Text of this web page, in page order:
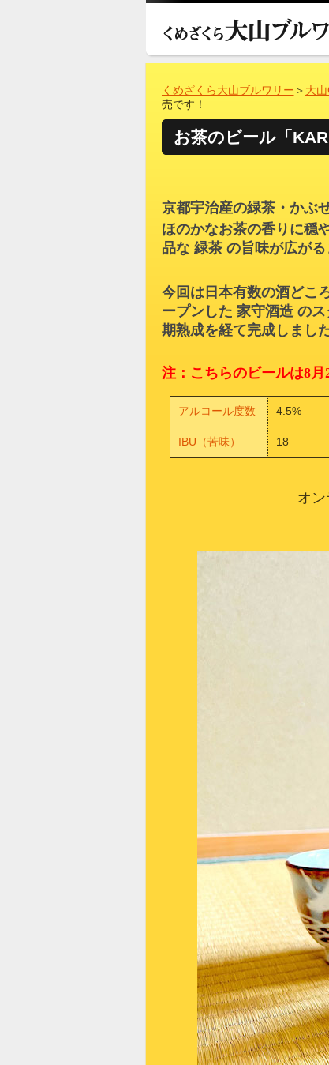
くめざくら大山ブルワリー ＞ 大
売です！
お茶のビール「
京都宇治産の緑茶・かぶ
ほのかなお茶の香りに穏
品な 緑茶 の旨味が広が
今回は日本有数の酒どこ
ープンした 家守酒造 の
期熟成を経て完成しました
注：こちらのビールは8月
アルコール度数 4.5%
IBU（苦味） 18
オ